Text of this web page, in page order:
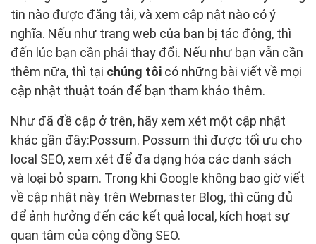
tin nào được đăng tải, và xem cập nật nào có ý
nghĩa. Nếu như trang web của bạn bị tác động, thì
đến lúc bạn cần phải thay đổi. Nếu như bạn vẫn cần
thêm nữa, thì tại chúng tôi có những bài viết về mọi
cập nhật thuật toán để bạn tham khảo thêm.
Như đã đề cập ở trên, hãy xem xét một cập nhật
khác gần đây:Possum. Possum thì được tối ưu cho
local SEO, xem xét để đa dạng hóa các danh sách
và loại bỏ spam. Trong khi Google không bao giờ viết
về cập nhật này trên Webmaster Blog, thì cũng đủ
để ảnh hưởng đến các kết quả local, kích hoạt sự
quan tâm của cộng đồng SEO.